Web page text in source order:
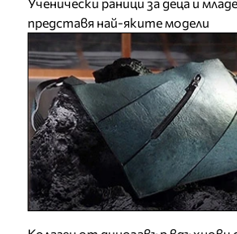
представя най-яките модели